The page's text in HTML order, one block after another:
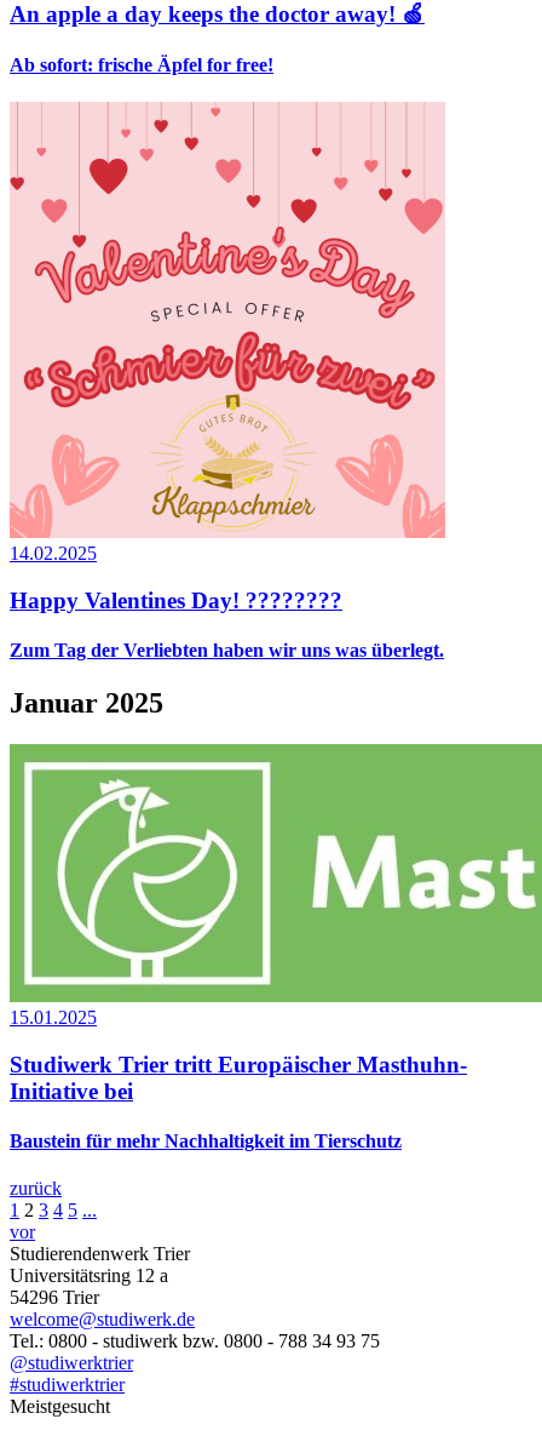
An apple a day keeps the doctor away! 🍏
Ab sofort: frische Äpfel for free!
14.02.2025
Happy Valentines Day! ????????
Zum Tag der Verliebten haben wir uns was überlegt.
Januar 2025
15.01.2025
Studiwerk Trier tritt Europäischer Masthuhn-
Initiative bei
Baustein für mehr Nachhaltigkeit im Tierschutz
zurück
1 2 3 4 5 ...
vor
Studierendenwerk Trier
Universitätsring 12 a
54296 Trier
welcome@studiwerk.de
Tel.: 0800 - studiwerk bzw. 0800 - 788 34 93 75
@studiwerktrier
#studiwerktrier
Meistgesucht